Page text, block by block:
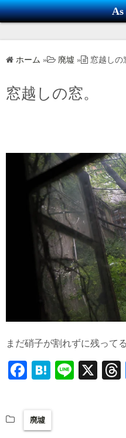
コ
ン
ス
As
ホーム » 廃墟 » 窓越しの
窓越しの窓。
まだ硝子が割れずに残って
Fa
ok
H
en
a
Li X
廃墟